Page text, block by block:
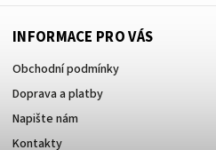
INFORMACE PRO VÁS
Obchodní podmínky
Doprava a platby
Napište nám
Kontakty